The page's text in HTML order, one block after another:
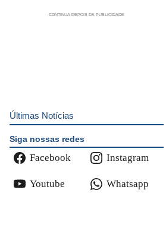
Últimas Notícias
Siga nossas redes
Facebook Instagram
Youtube Whatsapp